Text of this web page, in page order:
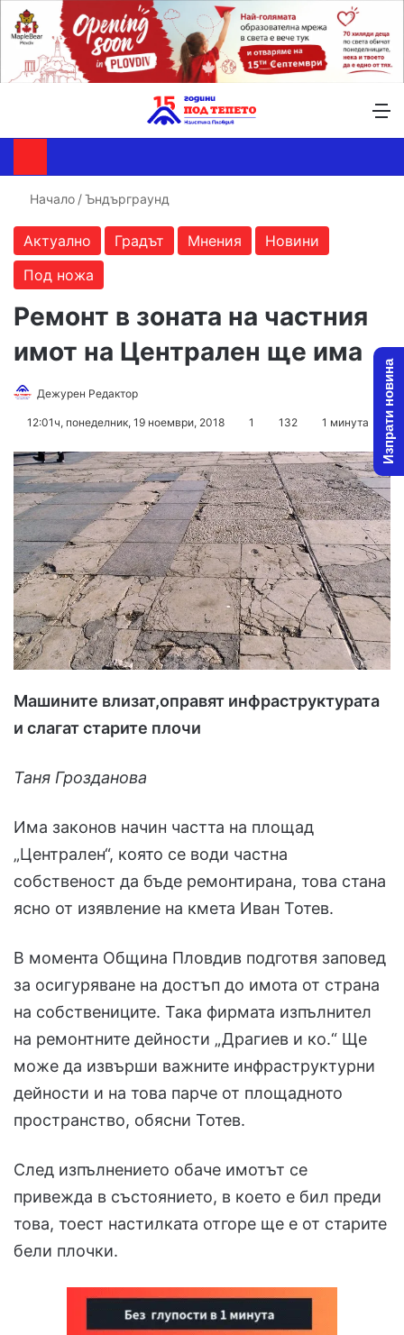
Начало /Ъндърграунд
Актуално Градът Мнения
Новини
Под ножа
Ремонт в зоната на частния
имот на Централен ще има
Дежурен Редактор
l
o
w
o
n
X
d
a
n
e
m
a
i
l
12:01ч, понеделник, 19 ноември, 2018 1 132 1 минута
Машините влизат,оправят инфраструктурата
и слагат старите плочи
Таня Грозданова
Има законов начин частта на площад
„Централен“, която се води частна
собственост да бъде ремонтирана, това стана
ясно от изявление на кмета Иван Тотев.
В момента Община Пловдив подготвя заповед
за осигуряване на достъп до имота от страна
на собствениците. Така фирмата изпълнител
на ремонтните дейности „Драгиев и ко.“ Ще
може да извърши важните инфраструктурни
дейности и на това парче от площадното
пространство, обясни Тотев.
След изпълнението обаче имотът се
привежда в състоянието, в което е бил преди
това, тоест настилката отгоре ще е от старите
бели плочки.
Изпрати новина